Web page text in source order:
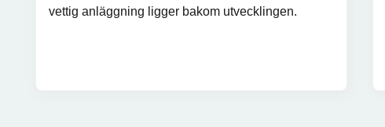
vettig anläggning ligger bakom utvecklingen.